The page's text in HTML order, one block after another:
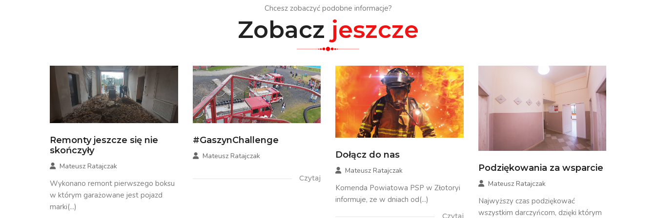
Chcesz zobaczyć podobne informacje?
Zobacz jeszcze
Remonty jeszcze się nie
skończyły
Mateusz Ratajczak
Wykonano remont pierwszego boksu
w którym garażowane jest pojazd
marki(...)
#GaszynChallenge
Mateusz Ratajczak
Czytaj
Dołącz do nas
Mateusz Ratajczak
Komenda Powiatowa PSP w Złotoryi
informuje, ze w dniach od(...)
Czytaj
Podziękowania za wsparcie
Mateusz Ratajczak
Najwyższy czas podziękować
wszystkim darczyńcom, dzięki którym